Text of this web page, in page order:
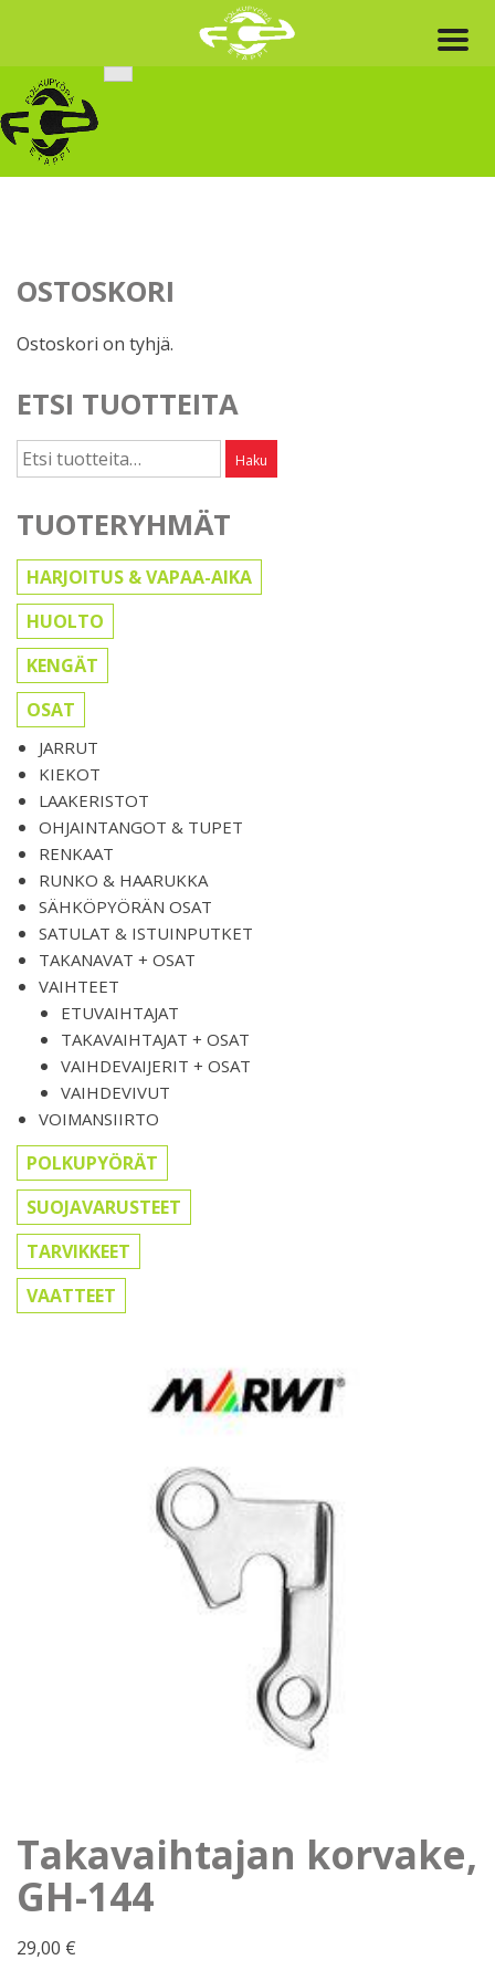
content
OSTOSKORI
Ostoskori on tyhjä.
ETSI TUOTTEITA
Etsi: Haku
TUOTERYHMÄT
HARJOITUS & VAPAA-AIKA
HUOLTO
KENGÄT
OSAT
JARRUT
KIEKOT
LAAKERISTOT
OHJAINTANGOT & TUPET
RENKAAT
RUNKO & HAARUKKA
SÄHKÖPYÖRÄN OSAT
SATULAT & ISTUINPUTKET
TAKANAVAT + OSAT
VAIHTEET
ETUVAIHTAJAT
TAKAVAIHTAJAT + OSAT
VAIHDEVAIJERIT + OSAT
VAIHDEVIVUT
VOIMANSIIRTO
POLKUPYÖRÄT
SUOJAVARUSTEET
TARVIKKEET
VAATTEET
Takavaihtajan korvake,
GH-144
29,00 €